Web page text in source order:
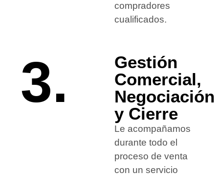
compradores
cualificados.
3.
Gestión
Comercial,
Negociación
y Cierre
Le acompañamos
durante todo el
proceso de venta
con un servicio